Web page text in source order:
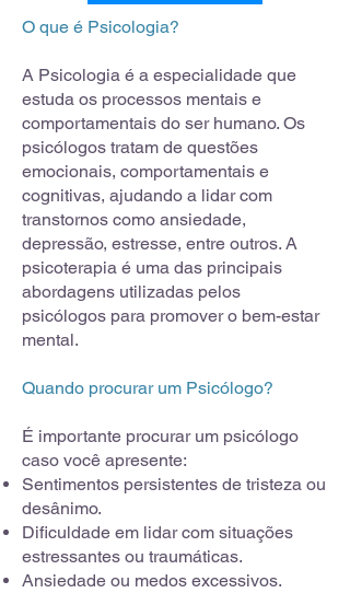
O que é Psicologia?
A Psicologia é a especialidade que
estuda os processos mentais e
comportamentais do ser humano. Os
psicólogos tratam de questões
emocionais, comportamentais e
cognitivas, ajudando a lidar com
transtornos como ansiedade,
depressão, estresse, entre outros. A
psicoterapia é uma das principais
abordagens utilizadas pelos
psicólogos para promover o bem-estar
mental.
Quando procurar um Psicólogo?
É importante procurar um psicólogo
caso você apresente:
Sentimentos persistentes de tristeza ou
desânimo.
Dificuldade em lidar com situações
estressantes ou traumáticas.
Ansiedade ou medos excessivos.